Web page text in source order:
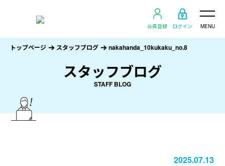
会員登録 ログイン MENU
スタッフブログ
STAFF BLOG
トップページ スタッフブログ nakahanda_10kukaku_no.8
2025.07.13